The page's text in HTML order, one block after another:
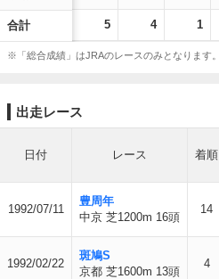
合計 5 4 1
※「総合成績」はJRAのレースのみとなります。
出走レース
日付 レース 着順
1992/07/11
豊周年
中京 芝1200m 16頭
14
1992/02/22
斑鳩S
京都 芝1600m 13頭
4